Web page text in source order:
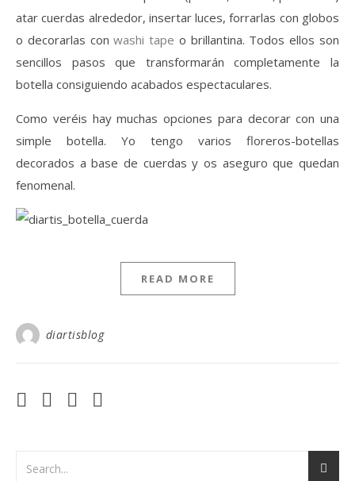
atar cuerdas alrededor, insertar luces, forrarlas con globos
o decorarlas conwashi tape o brillantina. Todos ellos son
sencillos pasos que transformarán completamente la
botella consiguiendo acabados espectaculares.
Como veréis hay muchas opciones para decorar con una
simple botella. Yo tengo varios floreros-botellas
decorados a base de cuerdas y os aseguro que quedan
fenomenal.
READ MORE
diartisblog